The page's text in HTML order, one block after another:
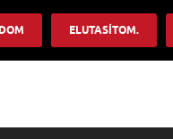
ELUTASÍTOM.